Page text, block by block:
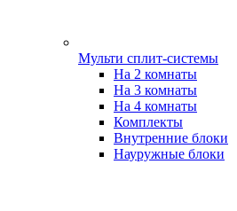
Мульти сплит-системы
На 2 комнаты
На 3 комнаты
На 4 комнаты
Комплекты
Внутренние блоки
Науружные блоки